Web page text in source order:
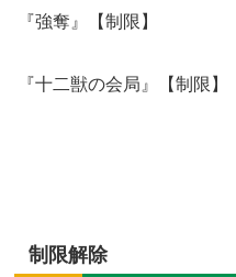
『強奪』【制限】
『十二獣の会局』【制限】
制限解除